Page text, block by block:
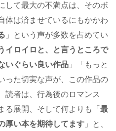
して最大の不満点は、そのボ
体は済ませているにもかかわ
」という声が多数を占めてい
イロイロと、と言うところで
いぐらい良い作品 」「もっと
った切実な声が、この作品の
読者は、行為後のロマンス
る展開、そして何よりも「 最
厚い本を期待してます 」と、